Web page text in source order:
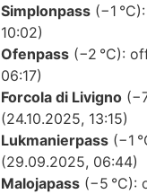
Simplonpass (−1
10:02)
Ofenpass (−2 °C):
06:17)
Forcola di Livigno
(24.10.2025, 13:15)
Lukmanierpass (−1
(29.09.2025, 06:44)
Malojapass (−5 °C):